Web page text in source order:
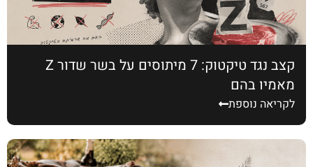
קצב נגד טיקטוק: 7 מיתוסים על בשר שדור Z
מאמין בהם
לקריאה נוספת